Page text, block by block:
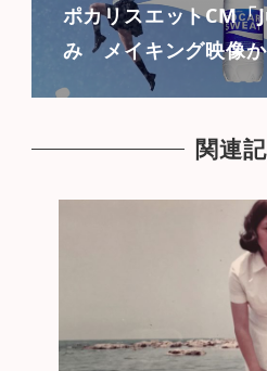
ポカリスエットCM
み メイキング映像
関連